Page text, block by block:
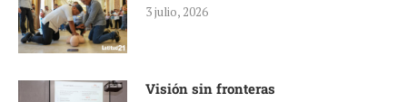
3 julio, 2026
Visión sin fronteras